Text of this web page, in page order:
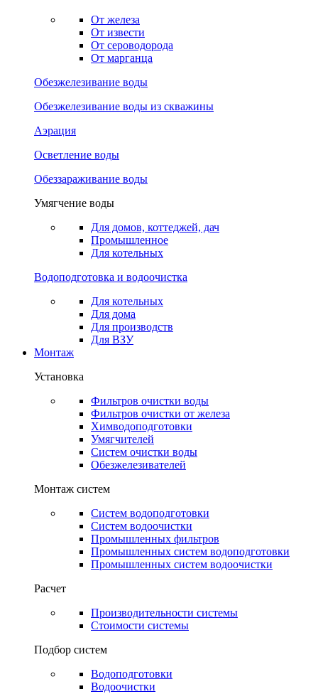
От железа
От извести
От сероводорода
От марганца
Обезжелезивание воды
Обезжелезивание воды из скважины
Аэрация
Осветление воды
Обеззараживание воды
Умягчение воды
Для домов, коттеджей, дач
Промышленное
Для котельных
Водоподготовка и водоочистка
Для котельных
Для дома
Для производств
Для ВЗУ
Монтаж
Установка
Фильтров очистки воды
Фильтров очистки от железа
Химводоподготовки
Умягчителей
Систем очистки воды
Обезжелезивателей
Монтаж систем
Систем водоподготовки
Систем водоочистки
Промышленных фильтров
Промышленных систем водоподготовки
Промышленных систем водоочистки
Расчет
Производительности системы
Стоимости системы
Подбор систем
Водоподготовки
Водоочистки